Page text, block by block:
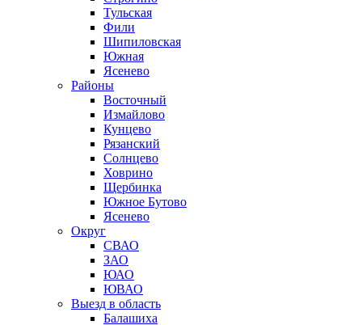
Тульская
Фили
Шипиловская
Южная
Ясенево
Районы
Восточный
Измайлово
Кунцево
Рязанский
Солнцево
Ховрино
Щербинка
Южное Бутово
Ясенево
Округ
СВАО
ЗАО
ЮАО
ЮВАО
Выезд в область
Балашиха